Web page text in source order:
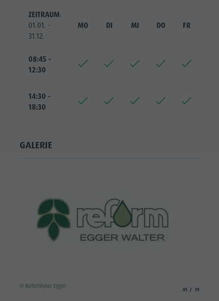
ZEITRAUM:
01.01. -
31.12.
MO DI MI DO FR
08:45 -
12:30
14:30 -
18:30
GALERIE
© Refornhaus Egger
01 01